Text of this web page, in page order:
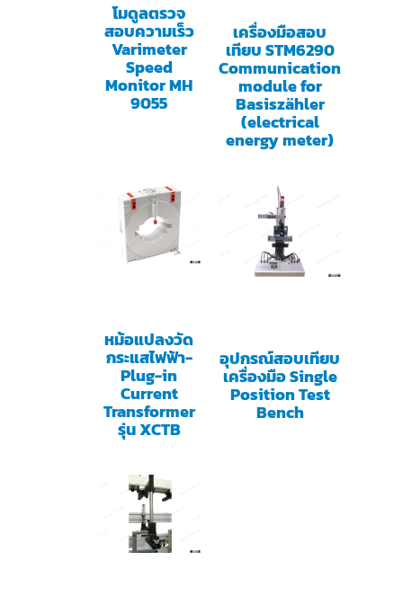
โมดูลตรวจ
สอบความเร็ว
Varimeter
Speed
Monitor MH
9055
เครื่องมือสอบ
เทียบ STM6290
Communication
module for
Basiszähler
(electrical
energy meter)
หม้อแปลงวัด
กระแสไฟฟ้า-
Plug-in
Current
Transformer
รุ่น XCTB
อุปกรณ์สอบเทียบ
เครื่องมือ Single
Position Test
Bench